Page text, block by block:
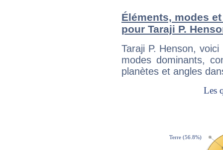
Éléments, modes
pour Taraji P.
Taraji P. Henson,
modes dominants,
planètes et angles